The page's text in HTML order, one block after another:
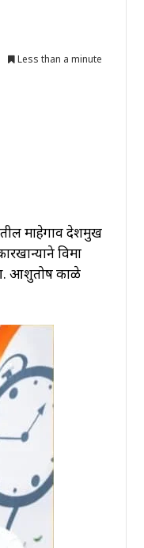
Less than a minute
माहेगाव देशमुख
विमा
आ. आशुतोष काळे